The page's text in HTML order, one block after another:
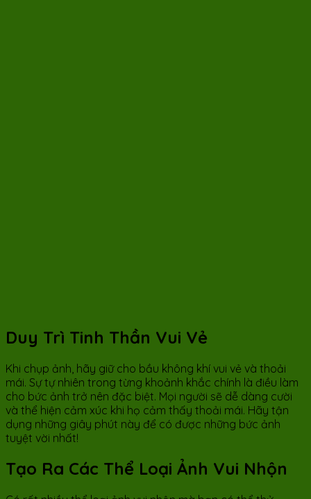
Duy Trì Tinh Thần Vui Vẻ
Khi chụp ảnh, hãy giữ cho bầu không khí vui vẻ và thoải
mái. Sự tự nhiên trong từng khoảnh khắc chính là điều làm
cho bức ảnh trở nên đặc biệt. Mọi người sẽ dễ dàng cười
và thể hiện cảm xúc khi họ cảm thấy thoải mái. Hãy tận
dụng những giây phút này để có được những bức ảnh
tuyệt vời nhất!
Tạo Ra Các Thể Loại Ảnh Vui Nhộn